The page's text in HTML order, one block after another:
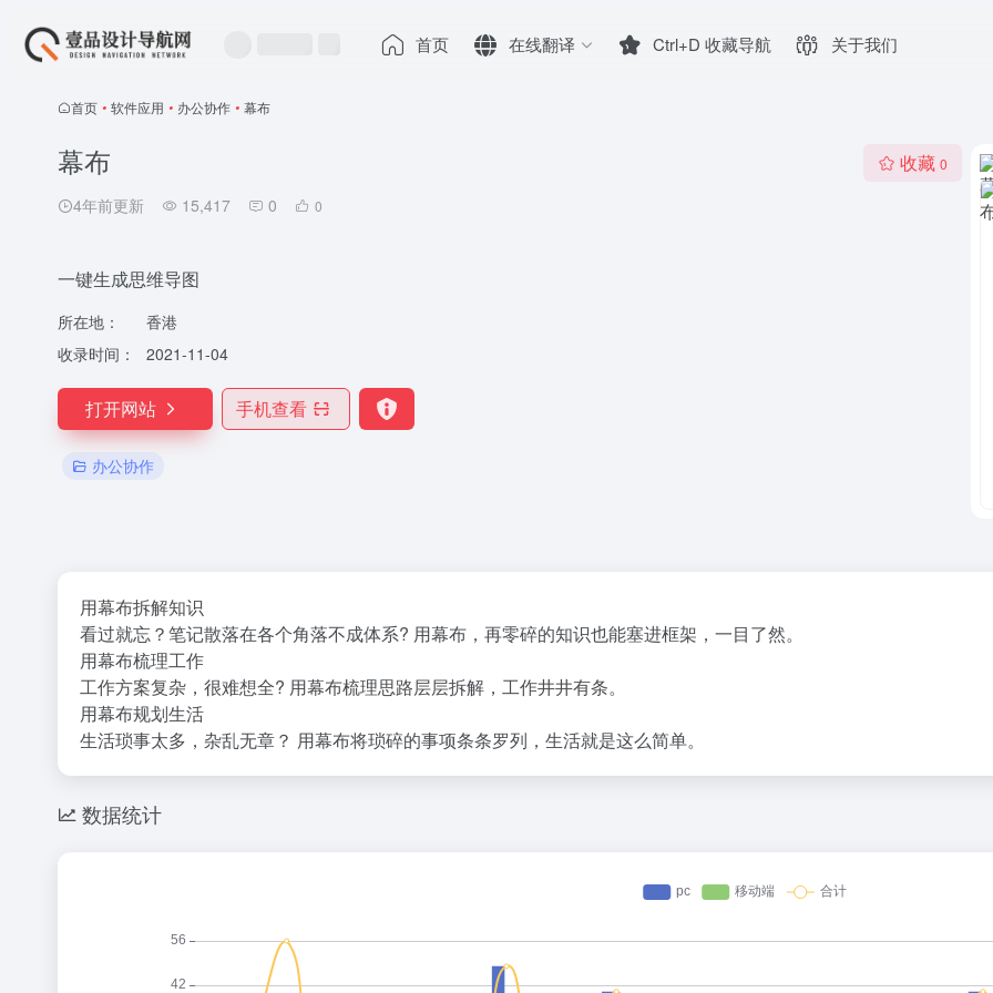
首页 在线翻译 Ctrl+D 收藏导航 关于我们
首页 • 软件应用 • 办公协作 • 幕布
幕布
4年前更新 15,417 0 0
收藏 0
一键生成思维导图
所在地：
香港
收录时间：
2021-11-04
打开网站 手机查看
办公协作
用幕布拆解知识
看过就忘？笔记散落在各个角落不成体系? 用幕布，再零碎的知识也能塞进框架，一目了然。
用幕布梳理工作
工作方案复杂，很难想全? 用幕布梳理思路层层拆解，工作井井有条。
用幕布规划生活
生活琐事太多，杂乱无章？ 用幕布将琐碎的事项条条罗列，生活就是这么简单。
数据统计